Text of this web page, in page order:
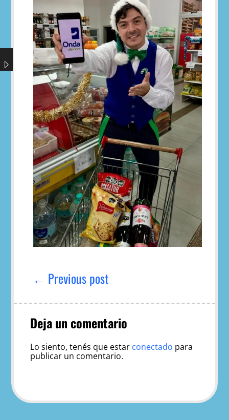
entradas
← Previous post
Deja un comentario
Lo siento, tenés que estar conectado para
publicar un comentario.